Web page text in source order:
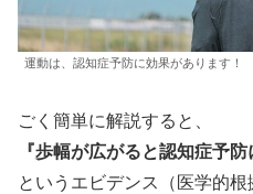
運動は、認知症予防に効果があります！
ごく簡単に解説すると、
『歩幅が広がると認知症予防
というエビデンス（医学的根